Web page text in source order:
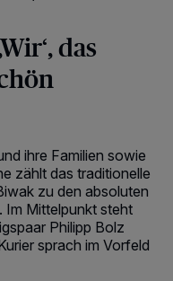
das
ihre Familien sowie
zählt das traditionelle
zu den absoluten
Im Mittelpunkt steht
Philipp Bolz
sprach im Vorfeld